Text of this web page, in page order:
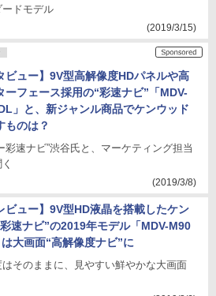
ードモデル
(2019/3/15)
ビュー】9V型高解像度HDパネルや高
ーフェース採用の“彩速ナビ”「MDV-
」と、新ジャンル商品でケンウッド
ものは？
彩速ナビ”渋谷氏と、マーケティング担当
(2019/3/8)
ビュー】9V型HD液晶を搭載したケン
速ナビ”の2019年モデル「MDV-M90
大画面“高解像度ナビ”に
そのままに、見やすい鮮やかな大画面